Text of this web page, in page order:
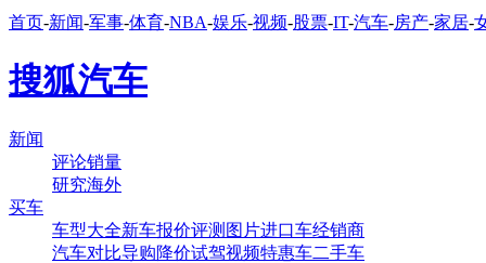
首页-新闻-军事-体育-NBA-娱乐-视频-股票-IT-汽车-房产-家居-
搜狐汽车
新闻
评论销量
研究海外
买车
车型大全新车报价评测 图片进口车经销商
汽车对比导购降价试驾视频特惠车二手车